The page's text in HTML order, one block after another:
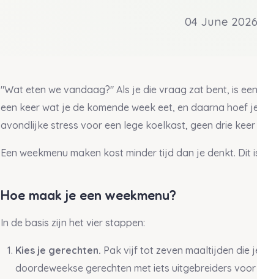
04 June 2026
"Wat eten we vandaag?" Als je die vraag zat bent, is
een keer wat je de komende week eet, en daarna hoef
avondlijke stress voor een lege koelkast, geen drie keer
Een weekmenu maken kost minder tijd dan je denkt. Dit
Hoe maak je een weekmenu?
In de basis zijn het vier stappen:
Kies je gerechten. Pak vijf tot zeven maaltijden die
doordeweekse gerechten met iets uitgebreiders